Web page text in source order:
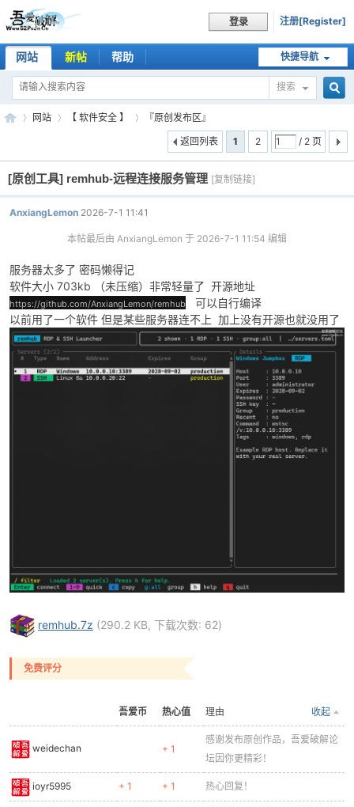
登录 注册[Register]
快捷导航
网站 新帖 帮助
搜索
吾
爱
解
»
网站
›
【 软件安全 】
›
『原创发布区』
1
2 / 2 页
返回列表
[原创工具] remhub-远程连接服务管理 [复制链接]
AnxiangLemon 2026-7-1 11:41
本帖最后由 AnxiangLemon 于 2026-7-1 11:54 编辑
服务器太多了 密码懒得记
软件大小 703kb （未压缩）非常轻量了 开源地址
https://github.com/AnxiangLemon/remhub
可以自行编译
以前用了一个软件 但是某些服务器连不上 加上没有开源也就没用了
remhub.7z (290.2 KB, 下载次数: 62)
免费评分
吾爱币 热心值 收起
理由
weidechan + 1
感谢发布原创作品，吾爱破解论
坛因你更精彩！
ioyr5995 + 1 + 1 热心回复！